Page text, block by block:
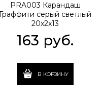
PRA003 Карандаш
Граффити серый светлый
20x2x13
163 руб.
В КОРЗИНУ